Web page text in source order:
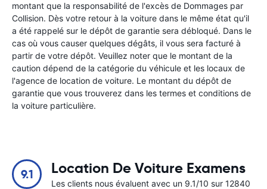
montant que la responsabilité de l'excès de Dommages par
Collision. Dès votre retour à la voiture dans le même état qu'il
a été rappelé sur le dépôt de garantie sera débloqué. Dans le
cas où vous causer quelques dégâts, il vous sera facturé à
partir de votre dépôt. Veuillez noter que le montant de la
caution dépend de la catégorie du véhicule et les locaux de
l'agence de location de voiture. Le montant du dépôt de
garantie que vous trouverez dans les termes et conditions de
la voiture particulière.
9.1 Location De Voiture Examens
Les clients nous évaluent avec un 9.1/10 sur 12840